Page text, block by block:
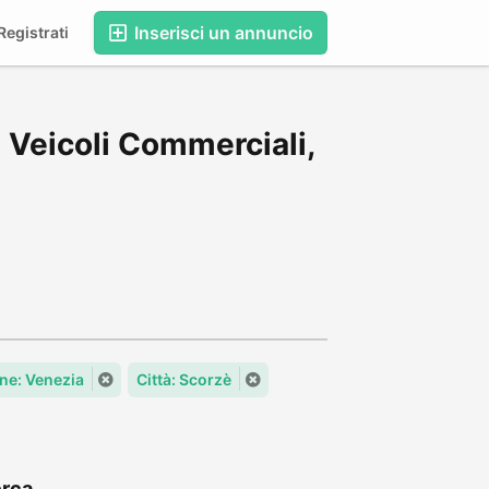
Inserisci un annuncio
Commerciali,
Venezia Città: Scorzè